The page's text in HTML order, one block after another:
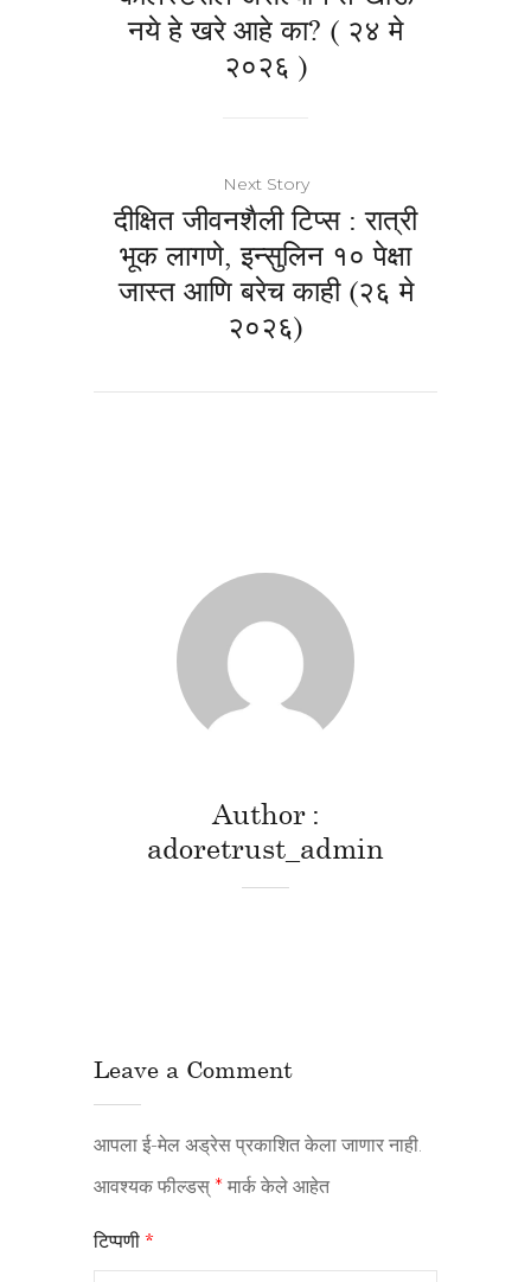
नये हे खरे आहे का? ( २४ मे
२०२६ )
Next Story
दीक्षित जीवनशैली टिप्स : रात्री
भूक लागणे, इन्सुलिन १० पेक्षा
जास्त आणि बरेच काही (२६ मे
२०२६)
Author
adoretrust_admin
Leave a Comment
आपला ई-मेल अड्रेस प्रकाशित केला जाणार नाही.
आवश्यक फील्डस् * मार्क केले आहेत
टिप्पणी *